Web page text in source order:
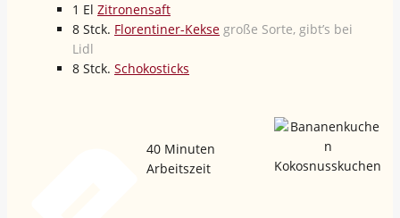
1 El Zitronensaft
8 Stck. Florentiner-Kekse große Sorte, gibt’s bei
Lidl
8 Stck. Schokosticks
40 Minuten
Arbeitszeit